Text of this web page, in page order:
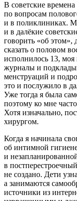
В советские времена
по вопросам
и в поликлиниках.
и в далёкие
говорить «об
сказать о половом
исполнилось 13,
журналы и
менструаций и
это и послужило в
Уже тогда я была
поэтому ко мне
Хотя изначально,
хирургом.
Когда я начинала
об интимной
и
в
не создано. Дети
а занимаются
источники из